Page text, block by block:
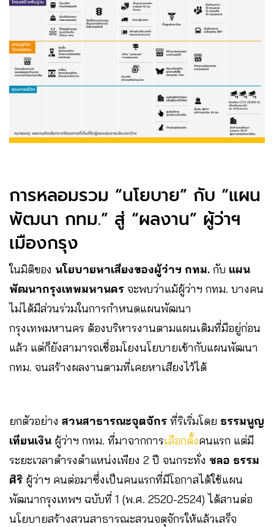
การหลอมรวม “นโยบาย” กับ “แผน
พัฒนา กทม.” สู่ “ผลงาน” ผู้ว่าฯ
เมืองกรุง
ในมิติของ นโยบายหาเสียงของผู้ว่าฯ กทม. กับ แผน
พัฒนากรุงเทพมหานคร จะพบว่าแม้ผู้ว่าฯ กทม. บางคน
ไม่ได้มีส่วนร่วมในการกำหนดแผนพัฒนา
กรุงเทพมหานคร ต้องบริหารงานตามแผนเดิมที่มีอยู่ก่อน
แล้ว แต่ก็ยังสามารถเชื่อมโยงนโยบายเข้ากับแผนพัฒนา
กทม. จนสร้างผลงานตามที่เคยหาเสียงไว้ได้
ยกตัวอย่าง สวนสาธารณะจุตจักร ที่ริเริ่มโดย ธรรมนูญ
เทียนเงิน ผู้ว่าฯ กทม. ที่มาจากการเลือกตั้งคนแรก แต่มี
ระยะเวลาดำรงตำแหน่งเพียง 2 ปี จนกระทั่ง ชลอ ธรรม
ศิริ ผู้ว่าฯ คนต่อมาซึ่งเป็นคนแรกที่มีโอกาสได้ใช้แผน
พัฒนากรุงเทพฯ ฉบับที่ 1 (พ.ศ. 2520-2524) ได้สานต่อ
นโยบายสร้างสวนสาธารณะสวนจตุจักรให้แล้วเสร็จ